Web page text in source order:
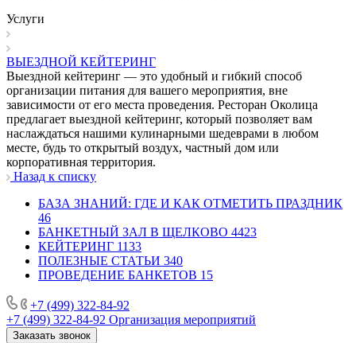
Услуги
ВЫЕЗДНОЙ КЕЙТЕРИНГ
Выездной кейтеринг — это удобный и гибкий способ
организации питания для вашего мероприятия, вне
зависимости от его места проведения. Ресторан Околица
предлагает выездной кейтеринг, который позволяет вам
наслаждаться нашими кулинарными шедеврами в любом
месте, будь то открытый воздух, частный дом или
корпоративная территория.
Назад к списку
БАЗА ЗНАНИЙ: ГДЕ И КАК ОТМЕТИТЬ ПРАЗДНИК
46
БАНКЕТНЫЙ ЗАЛ В ЩЕЛКОВО 4423
КЕЙТЕРИНГ 1133
ПОЛЕЗНЫЕ СТАТЬИ 340
ПРОВЕДЕНИЕ БАНКЕТОВ 15
+7 (499) 322-84-92
+7 (499) 322-84-92 Организация мероприятий
Заказать звонок